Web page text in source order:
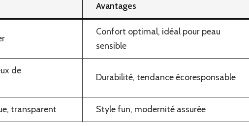
Avantages
Confort optimal, idéal pour peau
sensible
de
Durabilité, tendance écoresponsable
transparent Style fun, modernité assurée